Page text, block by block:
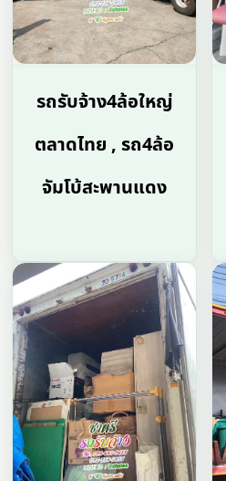
รถรับจ้าง4ล้อใหญ่
ตลาดไทย , รถ4ล้อ
จัมโบ้สะพานแดง